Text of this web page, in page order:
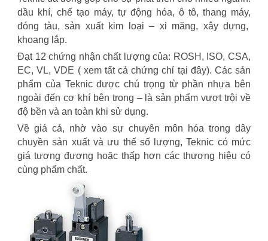
dầu khí, chế tạo máy, tự động hóa, ô tô, thang máy,
đóng tàu, sản xuất kim loại – xi măng, xây dựng,
khoang lắp.
Đạt 12 chứng nhận chất lượng của: ROSH, ISO, CSA,
EC, VL, VDE ( xem tất cả chứng chỉ tại đây). Các sản
phẩm của Teknic được chú trọng từ phần nhựa bên
ngoài đến cơ khí bên trong – là sản phẩm vượt trội về
độ bền và an toàn khi sử dụng.
Về giá cả, nhờ vào sự chuyên môn hóa trong dây
chuyền sản xuất và ưu thế số lượng, Teknic có mức
giá tương đương hoặc thấp hơn các thương hiệu có
cùng phẩm chất.